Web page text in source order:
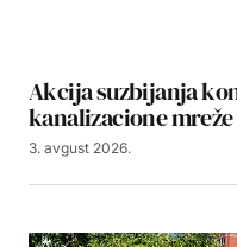
Akcija suzbijanja
kanalizacione mreže
3. avgust 2026.